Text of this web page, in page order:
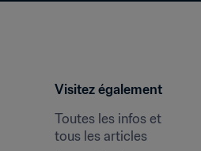
Visitez également
Toutes les infos et
tous les articles